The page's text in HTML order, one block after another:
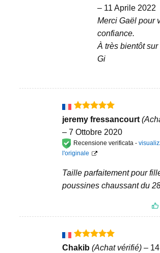
– 11 Aprile 2022
Merci Gaël pour
confiance.
À très bientôt sur
Gi
Valutato5
su 5
jeremy fressancourt
– 7 Ottobre 2020
Recensione verificata -
l'originale
Taille parfaitement pour
poussines chaussant du
Valutato5
Chakib(Achat vérifié) – 14